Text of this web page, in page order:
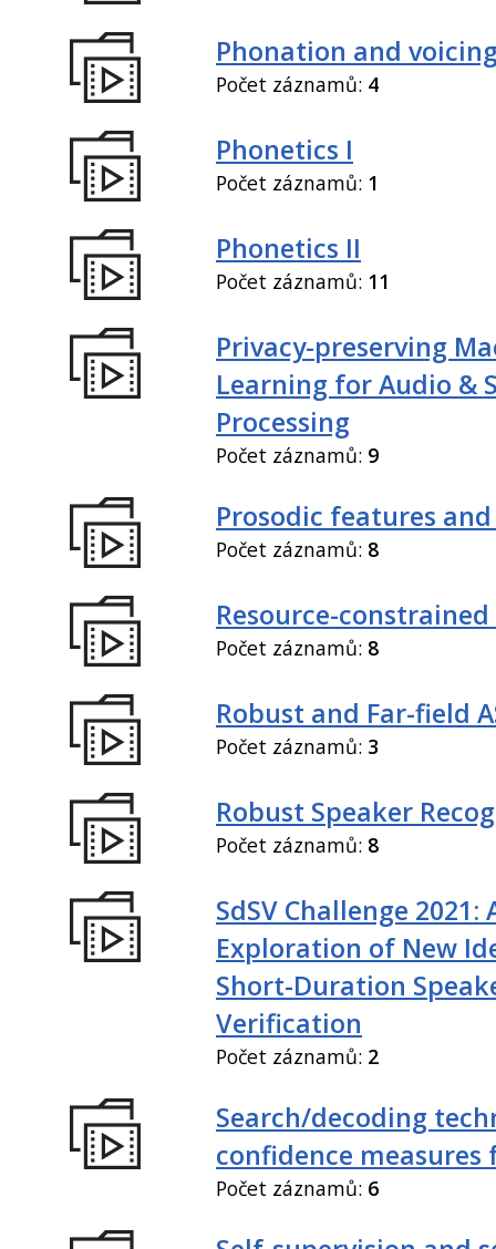
Phonation and
Počet záznamů: 4
Phonetics I
Počet záznamů: 1
Phonetics II
Počet záznamů: 11
Privacy-preserving
Learning for Audio &
Processing
Počet záznamů: 9
Prosodic features
Počet záznamů: 8
Resource-constrained
Počet záznamů: 8
Robust and Far-field
Počet záznamů: 3
Robust Speaker
Počet záznamů: 8
SdSV Challenge 2021:
Exploration of New
Short-Duration
Verification
Počet záznamů: 2
Search/decoding
confidence measures
Počet záznamů: 6